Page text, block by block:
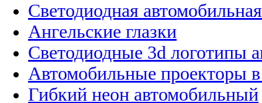
Светодиодная
Ангельские глазки
Светодиодные 3d логотипы
Автомобильные проекторы
Гибкий неон автомобильный